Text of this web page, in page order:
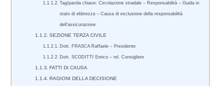
Tag/parola chiave: Circolazione stradale – Responsabilità – Guida in
stato di ebbrezza – Causa di esclusione della responsabilità
dell’assicurazione
SEZIONE TERZA CIVILE
Dott. FRASCA Raffaele – Presidente
Dott. SCODITTI Enrico – rel. Consigliere
FATTI DI CAUSA
RAGIONI DELLA DECISIONE